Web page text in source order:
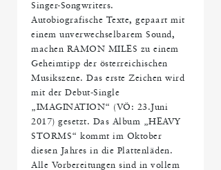
Singer-Songwriters.
Autobiografische Texte, gepaart mit
einem unverwechselbarem Sound,
machen RAMON MILES zu einem
Geheimtipp der österreichischen
Musikszene. Das erste Zeichen wird
mit der Debut-Single
„IMAGINATION“ (VÖ: 23.Juni
2017) gesetzt. Das Album „HEAVY
STORMS“ kommt im Oktober
diesen Jahres in die Plattenläden.
Alle Vorbereitungen sind in vollem